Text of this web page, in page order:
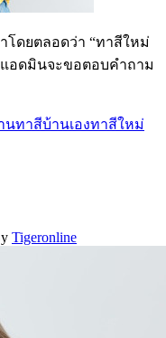
ดยตลอดว่า “ทาสีใหม่
แอดมินจะขอตอบคำถาม
นทาสีบ้านเองทาสีใหม่
Tigeronline